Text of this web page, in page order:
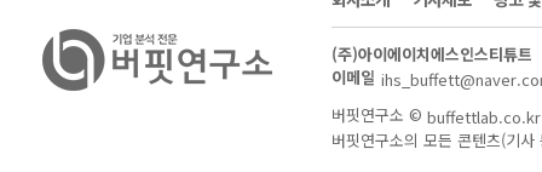
(주)아이에이치에스인스티튜트
이메일
버핏연구소 © buffettlab.co.kr
버핏연구소의 모든 콘텐츠(기